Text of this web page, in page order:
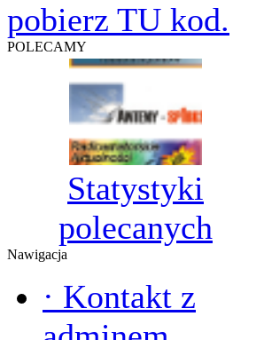
pobierz TU kod.
POLECAMY
Statystyki
polecanych
Nawigacja
· Kontakt z